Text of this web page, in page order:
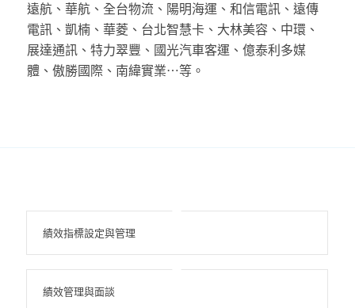
遠航、華航、全台物流、陽明海運、和信電訊、遠傳
電訊、凱楠、華菱、台北智慧卡、大林美容、中環、
展達通訊、特力翠豐、國光汽車客運、億泰利多媒
體、傲勝國際、南緯實業⋯等。
績效指標設定與管理
績效管理與面談